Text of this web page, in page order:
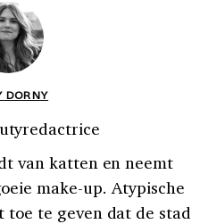
DORNY
van katten en neemt
make-up. Atypische
te geven dat de stad